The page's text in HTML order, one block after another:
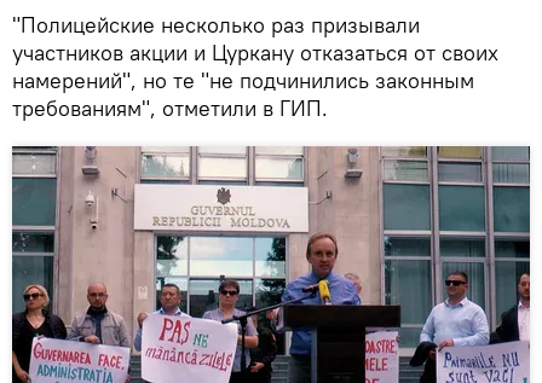
"Полицейские несколько раз призывали
участников акции и Цуркану отказаться от своих
намерений", но те "не подчинились законным
требованиям", отметили в ГИП.